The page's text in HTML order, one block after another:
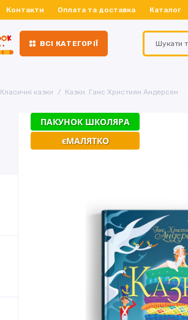
Контакти Оплата та доставка Каталог
ВСІ КАТЕГОРІЇ
Класичні казки Казки. Ганс Християн Андерсен
ПАКУНОК ШКОЛЯРА
єМАЛЯТКО